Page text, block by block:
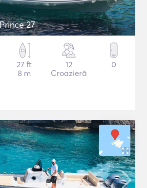
27
27 ft
8 m
12
Croazieră
0